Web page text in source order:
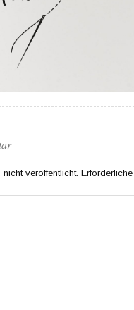
veröffentlicht.